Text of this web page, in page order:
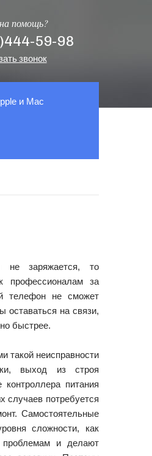
помощь?
59-98
звонок
и Mac
заряжается, то
профессионалам за
телефон не сможет
оставаться на связи,
быстрее.
такой неисправности
выход из строя
контроллера питания
случаев потребуется
Самостоятельные
сложности, как
и делают